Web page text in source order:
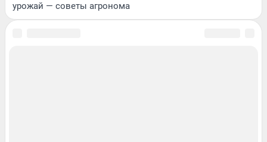
урожай — советы агронома